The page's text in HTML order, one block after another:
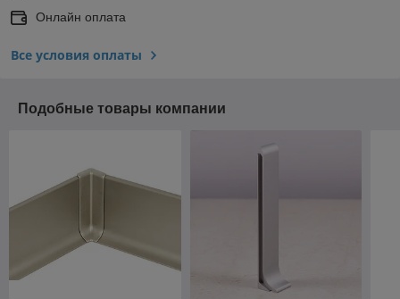
Онлайн оплата
Все условия оплаты
Подобные товары компании